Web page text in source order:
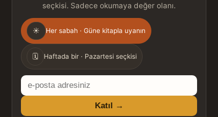
seçkisi. Sadece okumaya değer olanı.
Gönderim
sıklığı
☀ Her sabah · Güne kitapla uyanın
🗓 Haftada bir · Pazartesi seçkisi
E-
posta
adresiniz
Katıl →